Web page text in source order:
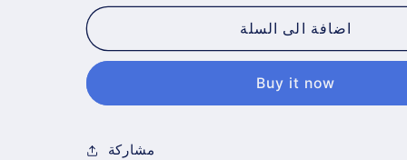
عطر
عطر
اضافة الى السلة
Buy it now
مشاركة